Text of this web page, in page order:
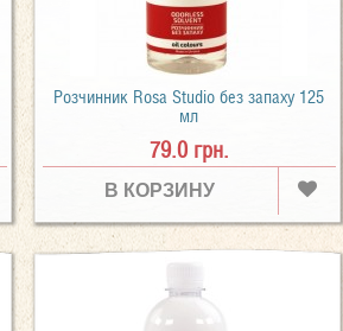
Розчинник Rosa Studio без запаху 125
мл
79.0 грн.
В КОРЗИНУ